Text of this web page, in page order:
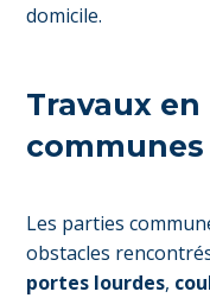
domicile.
Travaux
communes
Les parties
obstacles
portes lourdes,